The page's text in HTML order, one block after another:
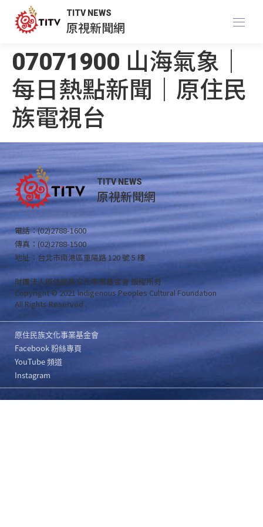
TITV NEWS
原視新聞網
07071900 山海氣象｜
每日熱點新聞｜原住民
族電視台
TITV NEWS
原視新聞網
電話：(02)2788-1600
傳真：(02)2788-1500
地址：台北市南港區重陽路 120 號 5 樓
財團法人原住民族文化事業基金會 版權所有
Copyright © 2021 Indigenous Peoples Cultural Foundation
All Rights Reserved .
原住民族文化事業基金會
Facebook 粉絲專頁
YouTube 頻道
Instagram